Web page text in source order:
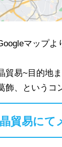
マップよ
貿易~目的地
飾、というコ
貿易にて